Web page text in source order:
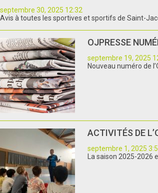
septembre 30, 2025 12:32
Avis à toutes les sportives et sportifs de Saint-
OJPRESSE
septembre 19, 2025
Nouveau numéro de
ACTIVITÉS DE
septembre 1, 2025
La saison 2025-